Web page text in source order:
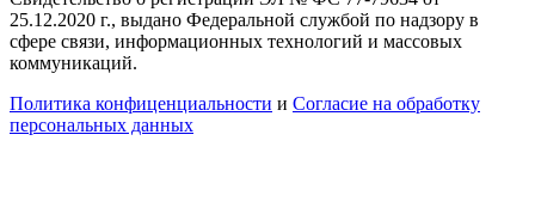
25.12.2020 г., выдано Федеральной службой по надзору в
сфере связи, информационных технологий и массовых
коммуникаций.
Политика конфиценциальности и Согласие на обработку
персональных данных